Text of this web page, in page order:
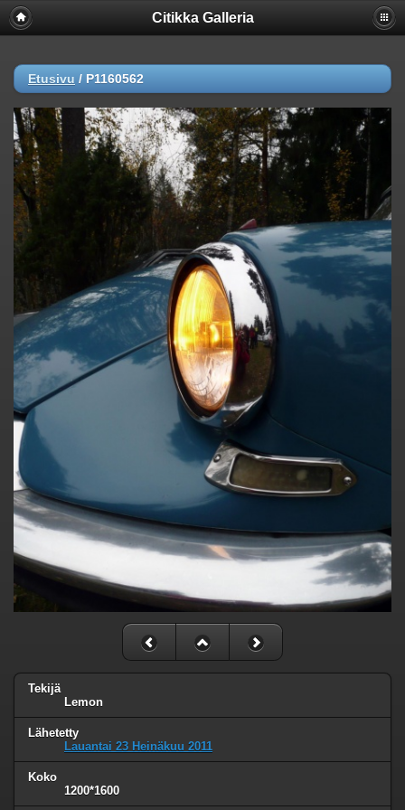
Citikka Galleria
Etusivu / P1160562
Tekijä
Lemon
Lähetetty
Lauantai 23 Heinäkuu 2011
Koko
1200*1600